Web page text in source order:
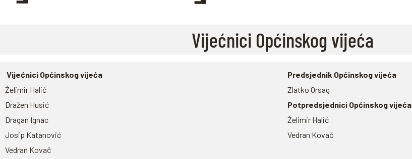
Vijećnici Općinskog vijeća
Vijećnici Općinskog vijeća
Želimir Halić
Dražen Husić
Dragan Ignac
Josip Katanović
Vedran Kovač
Predsjednik Općinskog vijeća
Zlatko Orsag
Potpredsjednici Općinskog vijeća
Želimir Halić
Vedran Kovač